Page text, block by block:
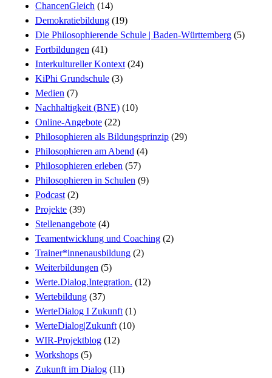
ChancenGleich (14)
Demokratiebildung (19)
Die Philosophierende Schule | Baden-Württemberg (5)
Fortbildungen (41)
Interkultureller Kontext(24)
KiPhi Grundschule (3)
Medien (7)
Nachhaltigkeit (BNE) (10)
Online-Angebote (22)
Philosophieren als Bildungsprinzip (29)
Philosophieren am Abend (4)
Philosophieren erleben (57)
Philosophieren in Schulen (9)
Podcast(2)
Projekte (39)
Stellenangebote (4)
Teamentwicklung und Coaching (2)
Trainer*innenausbildung (2)
Weiterbildungen (5)
Werte.Dialog.Integration. (12)
Wertebildung (37)
WerteDialog I Zukunft(1)
WerteDialog|Zukunft(10)
WIR-Projektblog (12)
Workshops (5)
Zukunft im Dialog (11)